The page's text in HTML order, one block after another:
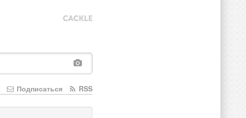
RSS
Подписаться